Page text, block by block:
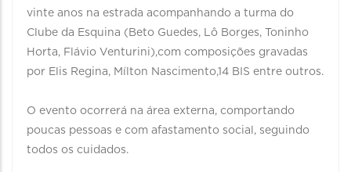
vinte anos na estrada acompanhando a turma do
Clube da Esquina (Beto Guedes, Lô Borges, Toninho
Horta, Flávio Venturini),com composições gravadas
por Elis Regina, Mílton Nascimento,14 BIS entre outros.
O evento ocorrerá na área externa, comportando
poucas pessoas e com afastamento social, seguindo
todos os cuidados.